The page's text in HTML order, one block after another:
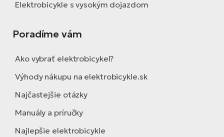
Elektrobicykle s vysokým dojazdom
Poradíme vám
Ako vybrať elektrobicykel?
Výhody nákupu na elektrobicykle.sk
Najčastejšie otázky
Manuály a príručky
Najlepšie elektrobicykle